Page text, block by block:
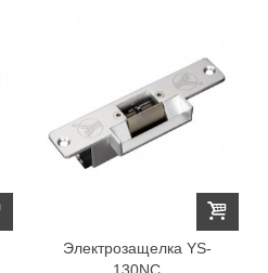
Электрозащелка YS-
130NC